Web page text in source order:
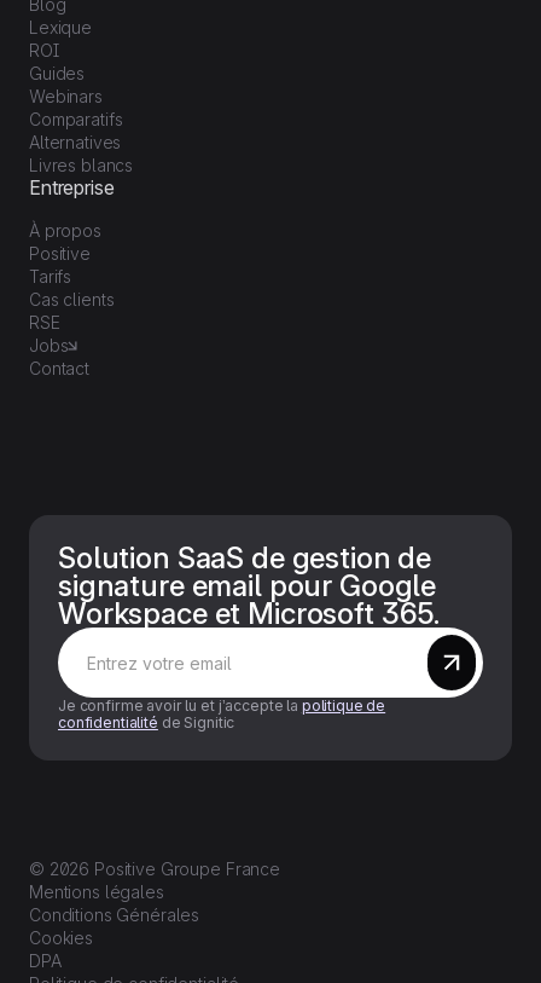
Blog
Lexique
ROI
Guides
Webinars
Comparatifs
Alternatives
Livres blancs
Entreprise
À propos
Positive
Tarifs
Cas clients
RSE
Jobs
Contact
Solution SaaS de gestion de
signature email pour Google
Workspace et Microsoft 365.
Je confirme avoir lu et j’accepte la politique de
confidentialité de Signitic
© 2026 Positive Groupe France
Mentions légales
Conditions Générales
Cookies
DPA